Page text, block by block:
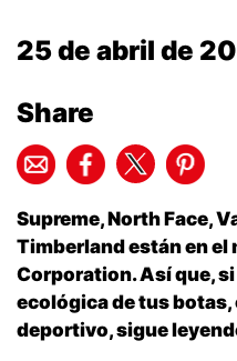
25 de abril de
Share
Supreme, North Face,
Timberland están en el
Corporation. Así que,
ecológica de tus
deportivo, sigue